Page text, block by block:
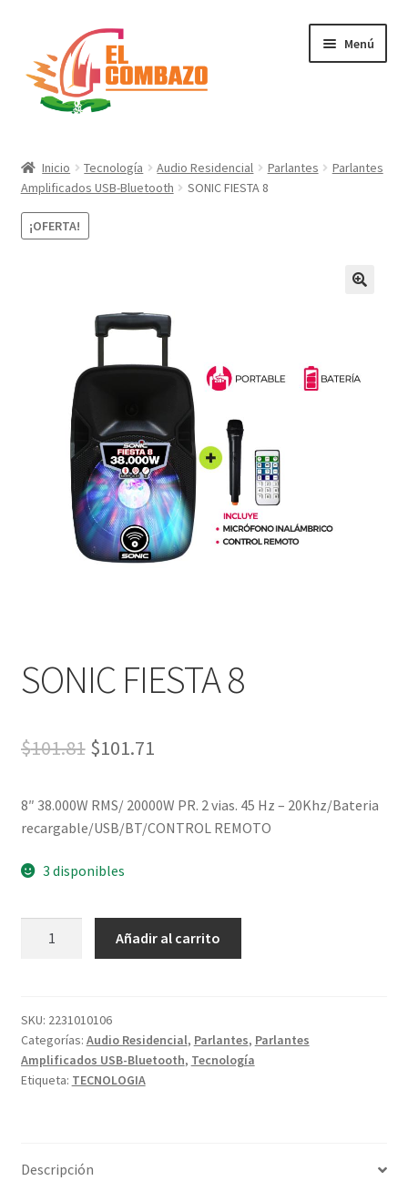
Menú
DJ, Audio e Iluminación PRO
Grabación de Audio & Video
Inicio Tecnología Audio Residencial Parlantes
Parlantes
Amplificados USB-Bluetooth
SONIC FIESTA 8
¡OFERTA!
SONIC FIESTA 8
$101.81 $101.71
8″ 38.000W RMS/ 20000W PR. 2 vias. 45 Hz – 20Khz/Bateria
recargable/USB/BT/CONTROL REMOTO
3 disponibles
Añadir al carrito
SKU: 2231010106
Categorías: Audio Residencial, Parlantes, Parlantes
Amplificados USB-Bluetooth, Tecnología
Etiqueta: TECNOLOGIA
Descripción